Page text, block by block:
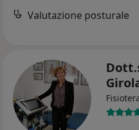
Valutazione posturale